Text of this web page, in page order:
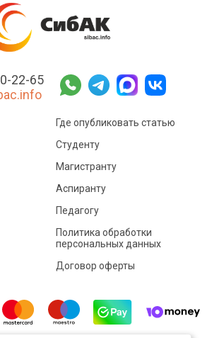
22-65
Где опубликовать статью
Студенту
Магистранту
Аспиранту
Педагогу
Политика обработки
персональных данных
Договор оферты